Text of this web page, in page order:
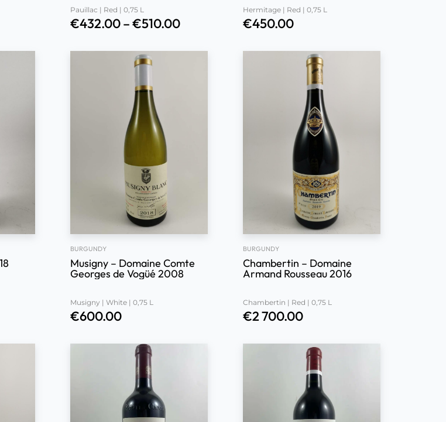
Pauillac | Red | 0,75 L
€432.00–€510.00
Hermitage | Red | 0,75 L
€450.00
BURGUNDY
Musigny – Domaine Comte
Georges de Vogüé 2008
Musigny | White | 0,75 L
€600.00
BURGUNDY
Chambertin – Domaine
Armand Rousseau 2016
Chambertin | Red | 0,75 L
€2 700.00